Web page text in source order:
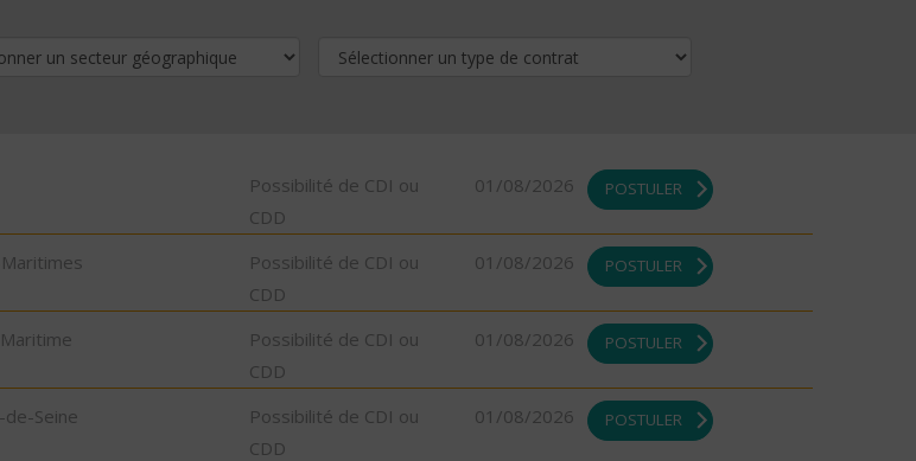
Possibilité de CDI ou
CDD
01/08/2026 POSTULER
Possibilité de CDI ou
CDD
01/08/2026 POSTULER
Possibilité de CDI ou
CDD
01/08/2026 POSTULER
Seine
Possibilité de CDI ou
CDD
01/08/2026 POSTULER